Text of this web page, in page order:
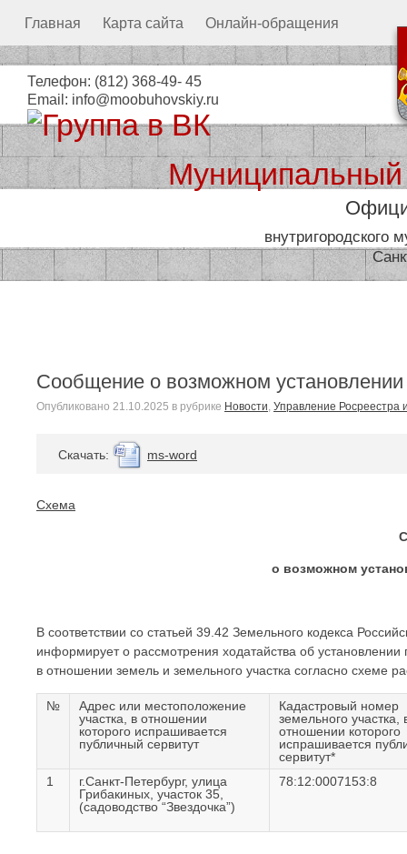
Главная Карта сайта Онлайн-обращения
Телефон: (812) 368-49- 45
Email: info@moobuhovskiy.ru
внутригородского
Сообщение о возможном установлении
Опубликовано 21.10.2025 в рубрике Новости, Управление Росреестра
Cкачать: ms-word
Схема
о возможном
В соответствии со статьей 39.42 Земельного кодекса
информирует о рассмотрения ходатайства об установлении
в отношении земель и земельного участка согласно схеме
№
Адрес или местоположение
участка, в отношении
которого испрашивается
публичный сервитут
Кадастровый номер
земельного участка,
отношении которого
испрашивается
сервитут*
1
г.Санкт-Петербург, улица
Грибакиных, участок 35,
(садоводство “Звездочка”)
78:12:0007153:8